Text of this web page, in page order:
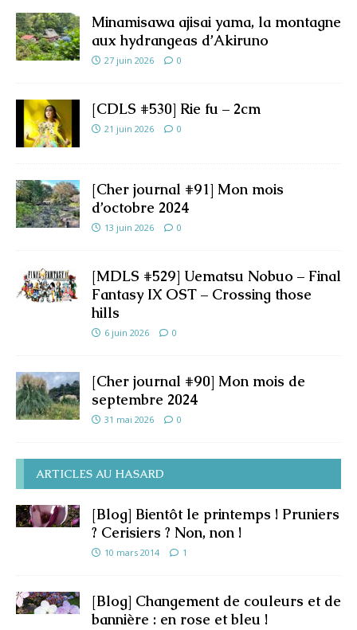
Minamisawa ajisai yama, la montagne
aux hydrangeas d’Akiruno
27 juin 2026 0
[CDLS #530] Rie fu – 2cm
21 juin 2026 0
[Cher journal #91] Mon mois
d’octobre 2024
13 juin 2026 0
[MDLS #529] Uematsu Nobuo – Final
Fantasy IX OST – Crossing those
hills
6 juin 2026 0
[Cher journal #90] Mon mois de
septembre 2024
31 mai 2026 0
ARTICLES AU HASARD
[Blog] Bientôt le printemps ! Pruniers
? Cerisiers ? Non, non !
10 mars 2014 1
[Blog] Changement de couleurs et de
bannière : en rose et bleu !